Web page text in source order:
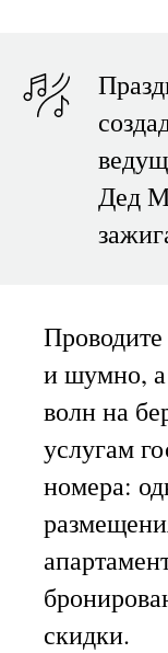
Дед
и шумно, а
волн на
услугам
номера:
скидки.